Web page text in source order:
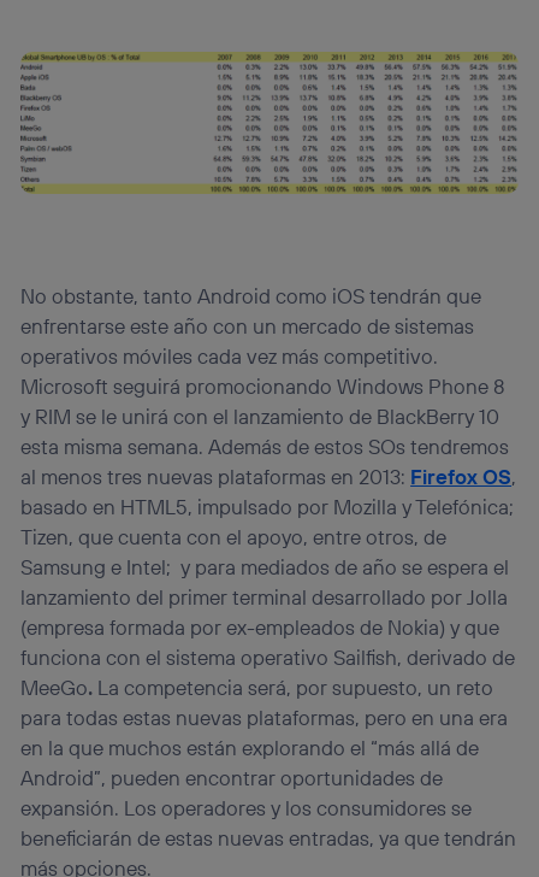
No obstante, tanto Android como iOS tendrán que
enfrentarse este año con un mercado de sistemas
operativos móviles cada vez más competitivo.
Microsoft seguirá promocionando Windows Phone 8
y RIM se le unirá con el lanzamiento de BlackBerry 10
esta misma semana. Además de estos SOs tendremos
al menos tres nuevas plataformas en 2013: Firefox OS,
basado en HTML5, impulsado por Mozilla y Telefónica;
Tizen, que cuenta con el apoyo, entre otros, de
Samsung e Intel; y para mediados de año se espera el
lanzamiento del primer terminal desarrollado por Jolla
(empresa formada por ex-empleados de Nokia) y que
funciona con el sistema operativo Sailfish, derivado de
MeeGo. La competencia será, por supuesto, un reto
para todas estas nuevas plataformas, pero en una era
en la que muchos están explorando el “más allá de
Android”, pueden encontrar oportunidades de
expansión. Los operadores y los consumidores se
beneficiarán de estas nuevas entradas, ya que tendrán
más opciones.